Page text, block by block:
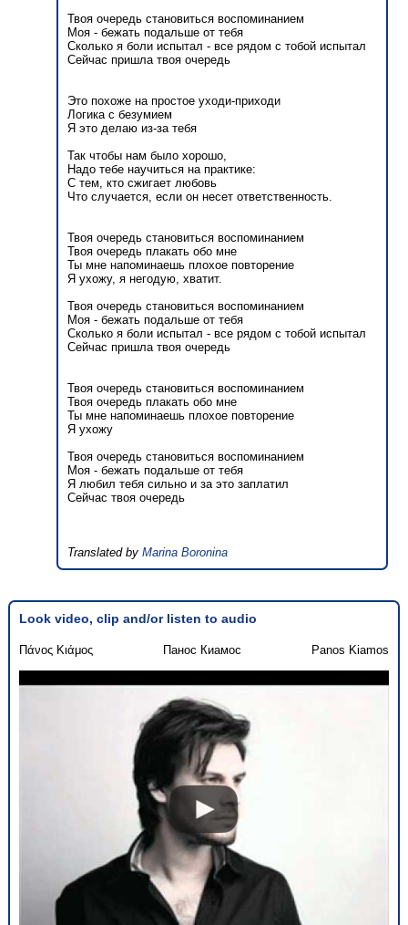
Твоя очередь становиться воспоминанием
Моя - бежать подальше от тебя
Сколько я боли испытал - все рядом с тобой испытал
Сейчас пришла твоя очередь
Это похоже на простое уходи-приходи
Логика с безумием
Я это делаю из-за тебя
Так чтобы нам было хорошо,
Надо тебе научиться на практике:
C тем, кто сжигает любовь
Что случается, если он несет ответственность.
Твоя очередь становиться воспоминанием
Твоя очередь плакать обо мне
Ты мне напоминаешь плохое повторение
Я ухожу, я негодую, хватит.
Твоя очередь становиться воспоминанием
Моя - бежать подальше от тебя
Сколько я боли испытал - все рядом с тобой испытал
Сейчас пришла твоя очередь
Твоя очередь становиться воспоминанием
Твоя очередь плакать обо мне
Ты мне напоминаешь плохое повторение
Я ухожу
Твоя очередь становиться воспоминанием
Моя - бежать подальше от тебя
Я любил тебя сильно и за это заплатил
Сейчас твоя очередь
Translated byMarina Boronina
Look video, clip and/or listen to audio
Πάνος Κιάμος Панос Киамос Panos Kiamos